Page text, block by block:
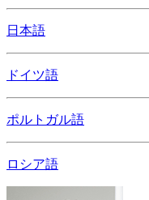
日本語
ドイツ語
ポルトガル語
ロシア語